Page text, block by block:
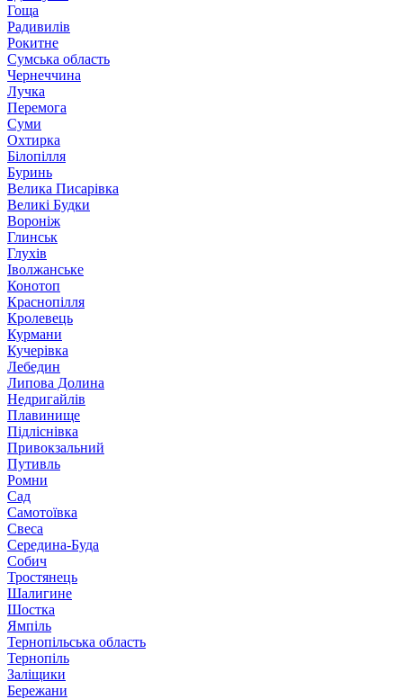
Гоща
Радивилів
Рокитне
Сумська область
Чернеччина
Лучка
Перемога
Суми
Охтирка
Білопілля
Буринь
Велика Писарівка
Великі Будки
Вороніж
Глинськ
Глухів
Іволжанське
Конотоп
Краснопілля
Кролевець
Курмани
Кучерівка
Лебедин
Липова Долина
Недригайлів
Плавинище
Підліснівка
Привокзальний
Путивль
Ромни
Сад
Самотоївка
Свеса
Середина-Буда
Собич
Тростянець
Шалигине
Шостка
Ямпіль
Тернопільська область
Тернопіль
Заліщики
Бережани